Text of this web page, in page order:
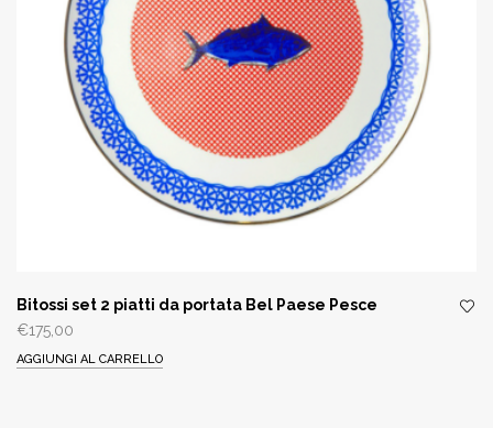
Bitossi set 2 piatti da portata Bel Paese Pesce
€175,00
AGGIUNGI AL CARRELLO